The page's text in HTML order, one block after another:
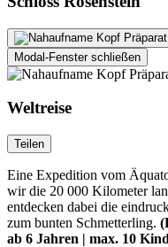
Modal-Fenster schließen
Weltreise
Teilen
Eine Expedition vom
wir die 20 000 Kilometer
entdecken dabei die
zum bunten Schmetterling.
ab 6 Jahren | max. 10